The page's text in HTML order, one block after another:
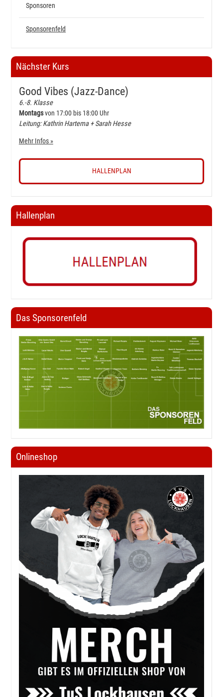
Sponsoren
Sponsorenfeld
Nächster Kurs
Good Vibes (Jazz-Dance)
6.-8. Klasse
Montagsvon 17:00 bis 18:00 Uhr
Leitung: Kathrin Hartema + Sarah Hesse
Mehr Infos »
HALLENPLAN
Hallenplan
Das Sponsorenfeld
Onlineshop